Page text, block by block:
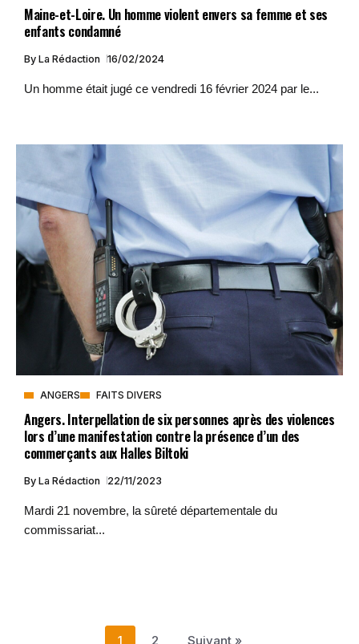
Maine-et-Loire. Un homme violent envers sa femme et ses
enfants condamné
By La Rédaction 16/02/2024
Un homme était jugé ce vendredi 16 février 2024 par le...
ANGERS FAITS DIVERS
Angers. Interpellation de six personnes après des violences
lors d’une manifestation contre la présence d’un des
commerçants aux Halles Biltoki
By La Rédaction 22/11/2023
Mardi 21 novembre, la sûreté départementale du
commissariat...
1 2 Suivant »